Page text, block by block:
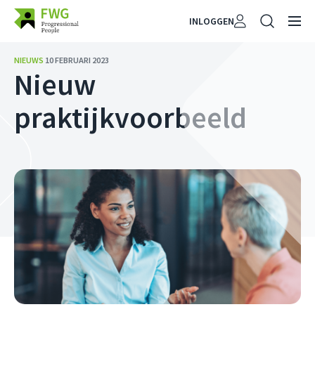
INLOGGEN
NIEUWS 10 FEBRUARI 2023
Nieuw
praktijkvoorbeeld